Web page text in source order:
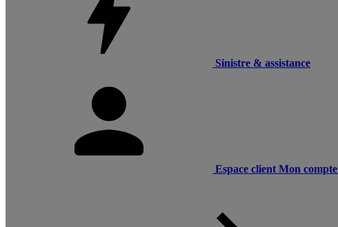
Sinistre & assistance
Espace client Mon compte